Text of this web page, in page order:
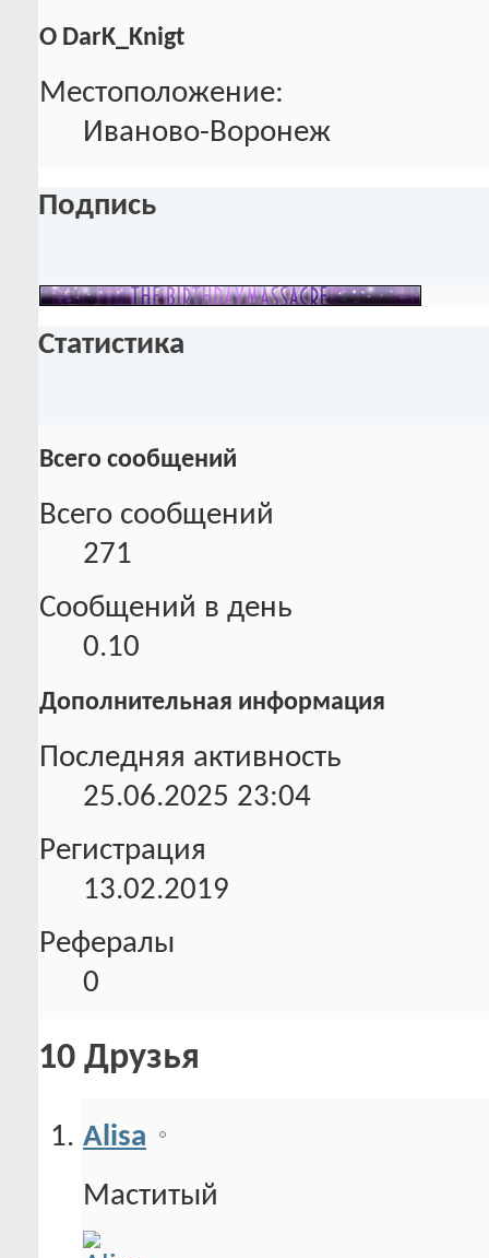
О DarK_Knigt
Местоположение:
Иваново-Воронеж
Подпись
Статистика
Всего сообщений
Всего сообщений
271
Сообщений в день
0.10
Дополнительная информация
Последняя активность
25.06.2025 23:04
Регистрация
13.02.2019
Рефералы
0
10 Друзья
Alisa
Маститый